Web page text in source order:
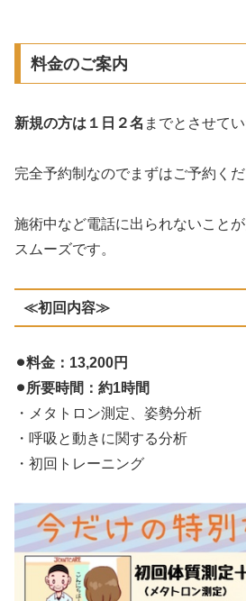
料金のご案内
新規の方は１日２名 までとさせて
完全予約制なのでまずはご予約くだ
施術中など電話に出られないこと
スムーズです。
≪初回内容≫
⚫︎料金：13,200円
⚫︎所要時間：約1時間
・メタトロン測定、姿勢分析
・呼吸と動きに関する分析
・初回トレーニング